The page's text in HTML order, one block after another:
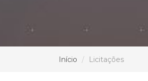
Início Licitações